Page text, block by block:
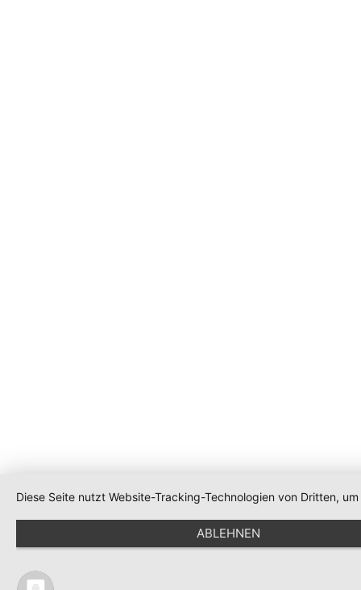
Diese Seite nutzt Website-Tracking-Technologien von Dritten,
ABLEHNEN